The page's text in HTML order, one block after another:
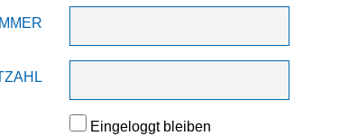
Eingeloggt bleiben